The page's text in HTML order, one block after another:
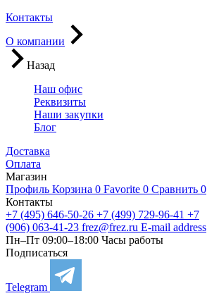
Контакты
О компании
Назад
Наш офис
Реквизиты
Наши закупки
Блог
Доставка
Оплата
Магазин
Профиль Корзина 0 Favorite 0 Сравнить 0
Контакты
+7 (495) 646-50-26 +7 (499) 729-96-41 +7
(906) 063-41-23 frez@frez.ru E-mail address
Пн–Пт 09:00–18:00 Часы работы
Подписаться
Telegram